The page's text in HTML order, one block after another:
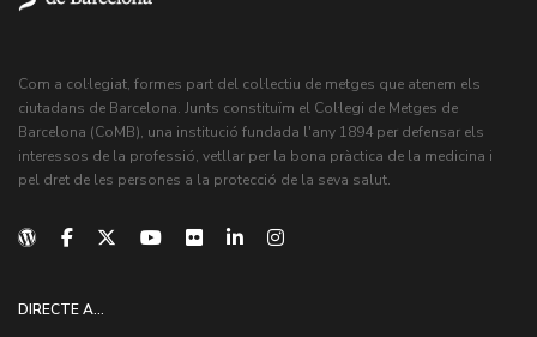
Com a col·legiat, formes part del col·lectiu de metges que atenem els
ciutadans de Barcelona. Junts constituïm el Col·legi de Metges de
Barcelona (CoMB), una institució fundada l'any 1894 per defensar els
interessos de la professió, vetllar per la bona pràctica de la medicina i
pel dret de les persones a la protecció de la seva salut.
DIRECTE A...